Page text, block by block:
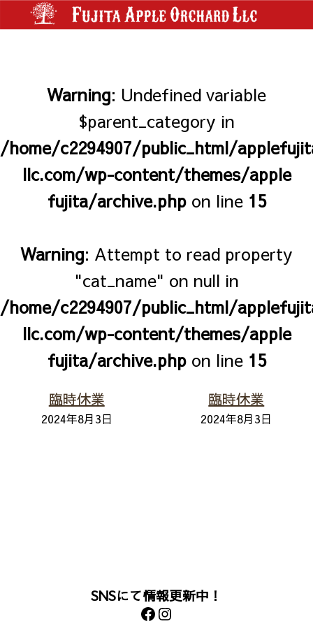
Warning: Undefined variable
$parent_category in
/home/c2294907/public_html/
llc.com/wp-content/themes/apple
fujita/archive.phpon line 15
Warning: Attempt to read property
"cat_name" on null in
/home/c2294907/public_html/
llc.com/wp-content/themes/apple
fujita/archive.phpon line 15
臨時休業
2024年8月3日
臨時休業
2024年8月3日
SNSにて情報更新中！
Facebook
Instagram